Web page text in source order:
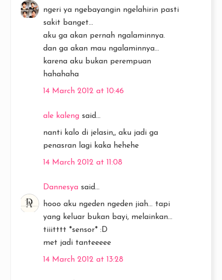
ngeri ya ngebayangin ngelahirin pasti
sakit banget...
aku ga akan pernah ngalaminnya.
dan ga akan mau ngalaminnya...
karena aku bukan perempuan
hahahaha
14 March 2012 at 10:46
ale kaleng said...
nanti kalo di jelasin,, aku jadi ga
penasran lagi kaka hehehe
14 March 2012 at 11:08
Dannesya said...
hooo aku ngeden ngeden jiah... tapi
yang keluar bukan bayi, melainkan...
tiiitttt *sensor* :D
met jadi tanteeeee
14 March 2012 at 13:28